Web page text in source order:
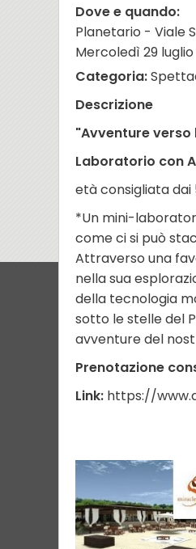
Dove e quando:
Planetario - Viale
Mercoledì 29 luglio
Categoria:
Descrizione
"Avventure
Laboratorio con
età consigliata dai
*Un mini-
come ci si può
Attraverso una
nella sua
della tecnologia
sotto le stelle del
avventure del
Prenotazione
Link: https://